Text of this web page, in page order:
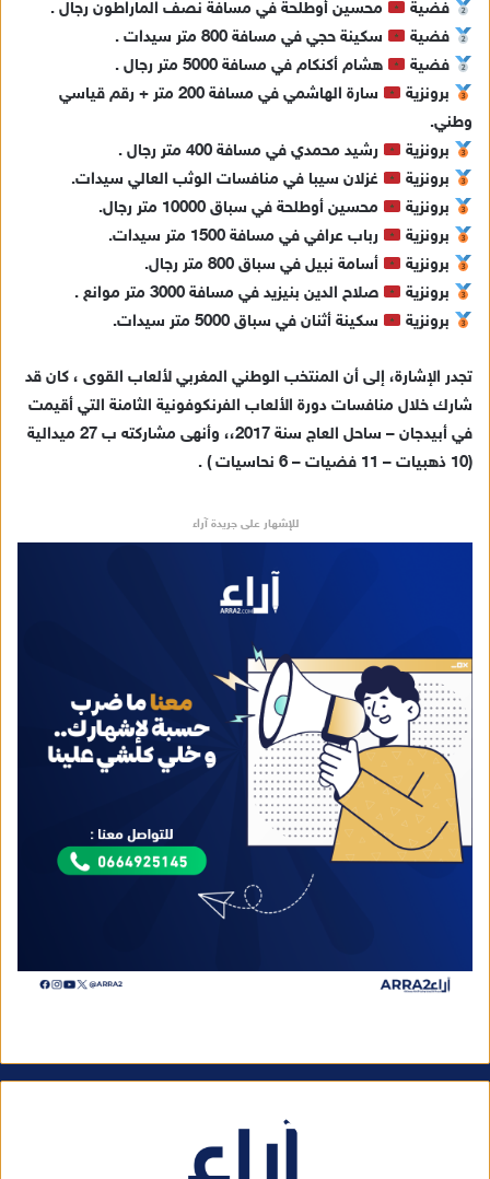
فضية
محسين أوطلحة في مسافة نصف الماراطون رجال .
فضية
سكينة حجي في مسافة 800 متر سيدات .
فضية
هشام أكنكام في مسافة 5000 متر رجال .
برونزية
سارة الهاشمي في مسافة 200 متر + رقم قياسي
وطني.
برونزية
رشيد محمدي في مسافة 400 متر رجال .
برونزية
غزلان سيبا في منافسات الوثب العالي سيدات.
برونزية
محسين أوطلحة في سباق 10000 متر رجال.
برونزية
رباب عرافي في مسافة 1500 متر سيدات.
برونزية
أسامة نبيل في سباق 800 متر رجال.
برونزية
صلاح الدين بنيزيد في مسافة 3000 متر موانع .
برونزية
سكينة أثنان في سباق 5000 متر سيدات.
تجدر الإشارة، إلى أن المنتخب الوطني المغربي لألعاب القوى ، كان قد
شارك خلال منافسات دورة الألعاب الفرنكوفونية الثامنة التي أقيمت
في أبيدجان – ساحل العاج سنة 2017،، وأنهى مشاركته ب 27 ميدالية
(10 ذهبيات – 11 فضيات – 6 نحاسيات ) .
للإشهار على جريدة آراء